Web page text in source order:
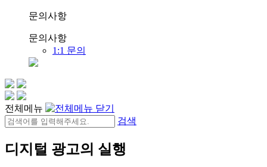
문의사항
문의사항
1:1 문의
전체메뉴
검색
디지털 광고의 실행